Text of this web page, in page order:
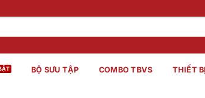
BỘ SƯU TẬP COMBO TBVS THIẾT